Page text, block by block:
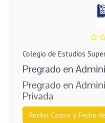
Colegio de Estudios
Pregrado en
Pregrado en
Privada
Recibir Costos y Fecha